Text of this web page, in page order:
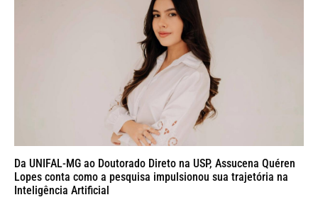
Da UNIFAL-MG ao Doutorado Direto na USP, Assucena Quéren
Lopes conta como a pesquisa impulsionou sua trajetória na
Inteligência Artificial